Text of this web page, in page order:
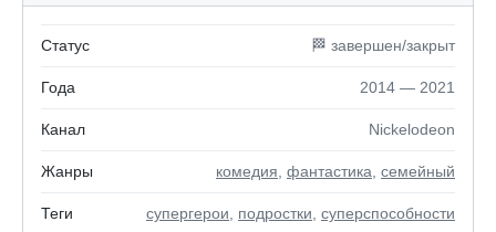
Статус 🏁 завершен/закрыт
Года 2014 — 2021
Канал Nickelodeon
Жанры комедия фантастика семейный
Теги супергерои подростки суперспособности